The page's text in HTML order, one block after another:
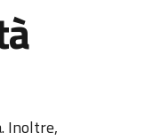
Inoltre,